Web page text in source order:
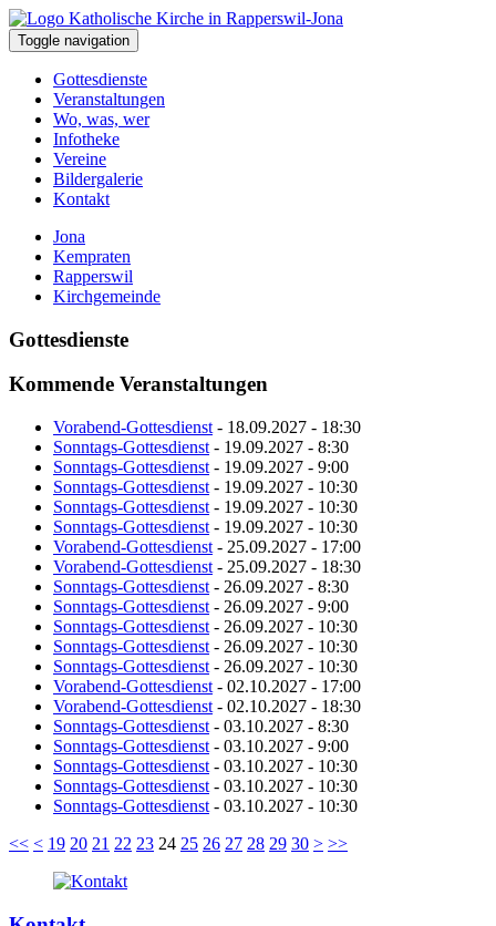
Toggle navigation
Gottesdienste
Veranstaltungen
Wo, was, wer
Infotheke
Vereine
Bildergalerie
Kontakt
Jona
Kempraten
Rapperswil
Kirchgemeinde
Gottesdienste
Kommende Veranstaltungen
Vorabend-Gottesdienst - 18.09.2027 - 18:30
Sonntags-Gottesdienst - 19.09.2027 - 8:30
Sonntags-Gottesdienst - 19.09.2027 - 9:00
Sonntags-Gottesdienst - 19.09.2027 - 10:30
Sonntags-Gottesdienst - 19.09.2027 - 10:30
Sonntags-Gottesdienst - 19.09.2027 - 10:30
Vorabend-Gottesdienst - 25.09.2027 - 17:00
Vorabend-Gottesdienst - 25.09.2027 - 18:30
Sonntags-Gottesdienst - 26.09.2027 - 8:30
Sonntags-Gottesdienst - 26.09.2027 - 9:00
Sonntags-Gottesdienst - 26.09.2027 - 10:30
Sonntags-Gottesdienst - 26.09.2027 - 10:30
Sonntags-Gottesdienst - 26.09.2027 - 10:30
Vorabend-Gottesdienst - 02.10.2027 - 17:00
Vorabend-Gottesdienst - 02.10.2027 - 18:30
Sonntags-Gottesdienst - 03.10.2027 - 8:30
Sonntags-Gottesdienst - 03.10.2027 - 9:00
Sonntags-Gottesdienst - 03.10.2027 - 10:30
Sonntags-Gottesdienst - 03.10.2027 - 10:30
Sonntags-Gottesdienst - 03.10.2027 - 10:30
<< < 19 20 21 22 23 24 25 26 27 28 29 30 > >>